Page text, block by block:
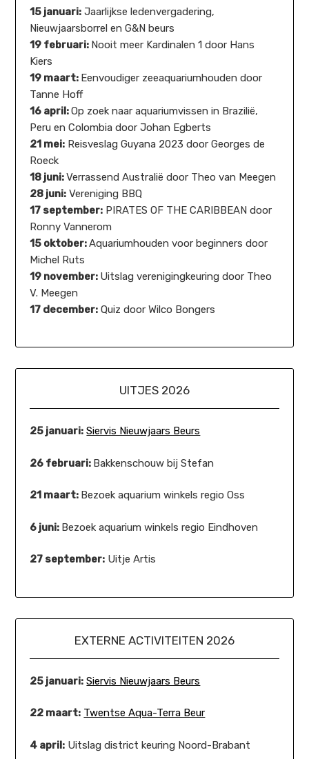
15 januari: Jaarlijkse ledenvergadering,
Nieuwjaarsborrel en G&N beurs
19 februari: Nooit meer Kardinalen 1 door Hans
Kiers
19 maart: Eenvoudiger zeeaquariumhouden door
Tanne Hoff
16 april:Op zoek naar aquariumvissen in Brazilië,
Peru en Colombia door Johan Egberts
21 mei: Reisveslag Guyana 2023 door Georges de
Roeck
18 juni:Verrassend Australië door Theo van Meegen
28 juni: Vereniging BBQ
17 september: PIRATES OF THE CARIBBEAN door
Ronny Vannerom
15 oktober:Aquariumhouden voor beginners door
Michel Ruts
19 november: Uitslag verenigingkeuring door Theo
V. Meegen
17 december: Quiz door Wilco Bongers
UITJES 2026
25 januari: Siervis Nieuwjaars Beurs
26 februari: Bakkenschouw bij Stefan
21 maart: Bezoek aquarium winkels regio Oss
6 juni: Bezoek aquarium winkels regio Eindhoven
27 september: Uitje Artis
EXTERNE ACTIVITEITEN 2026
25 januari: Siervis Nieuwjaars Beurs
22 maart: Twentse Aqua-Terra Beur
4 april: Uitslag district keuring Noord-Brabant